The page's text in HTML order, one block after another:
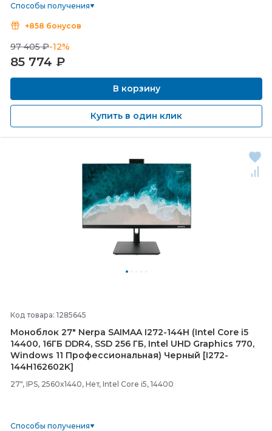
Способы получения
+858 бонусов
97 405 ₽-12%
85 774 ₽
В корзину
Купить в один клик
Код товара: 1285645
Моноблок 27" Nerpa SAIMAA I272-144H (Intel Core i5
14400, 16ГБ DDR4, SSD 256 ГБ, Intel UHD Graphics 770,
Windows 11 Профессиональная) Черный [I272-
144H162602K]
27", IPS, 2560x1440, Нет, Intel Core i5, 14400
Способы получения